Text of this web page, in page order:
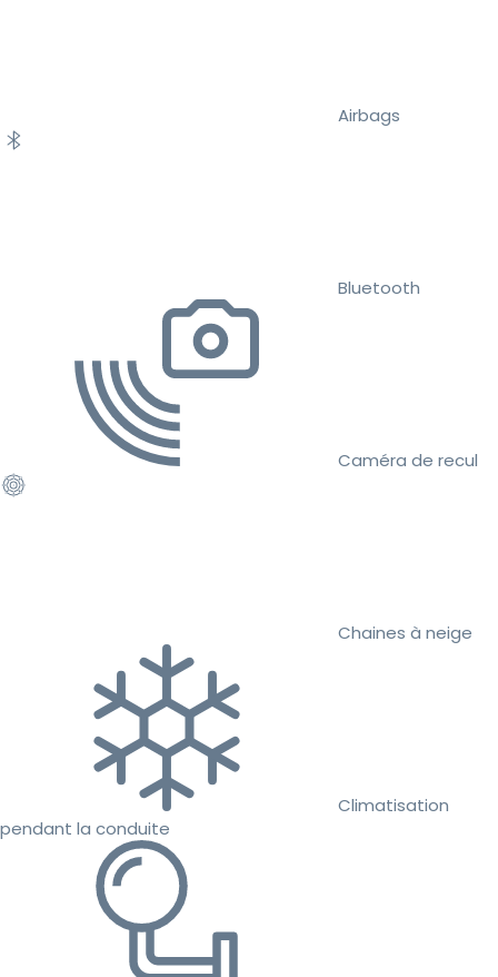
Airbags
Bluetooth
Caméra de recul
Chaines à neige
Climatisation
pendant la conduite